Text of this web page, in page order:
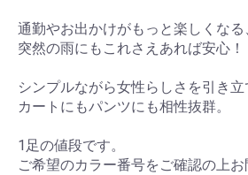
通勤やお出かけがもっと楽しくなる
突然の雨にもこれさえあれば安心！
シンプルながら女性らしさを引き
カートにもパンツにも相性抜群。
1足の値段です。
ご希望のカラー番号をご確認の上